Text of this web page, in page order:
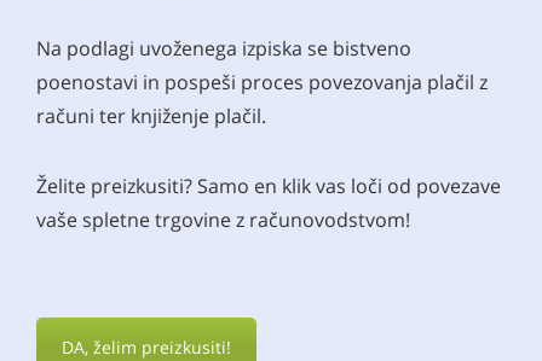
Na podlagi uvoženega izpiska se bistveno
poenostavi in ​​pospeši proces povezovanja plačil z
računi ter knjiženje plačil.
Želite preizkusiti? Samo en klik vas loči od povezave
vaše spletne trgovine z računovodstvom!
DA, želim preizkusiti!